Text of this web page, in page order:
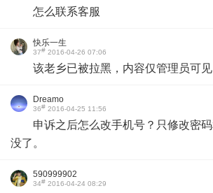
怎么联系客服
快乐一生
37# 2016-04-26 07:06
该老乡已被拉黑，内容仅管理员可见
Dreamo
36# 2016-04-25 11:56
申诉之后怎么改手机号？只修改密
没了。
590999902
34# 2016-04-24 08:29